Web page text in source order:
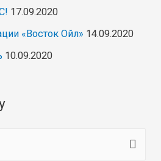
17.09.2020
«Восток Ойл» 14.09.2020
10.09.2020